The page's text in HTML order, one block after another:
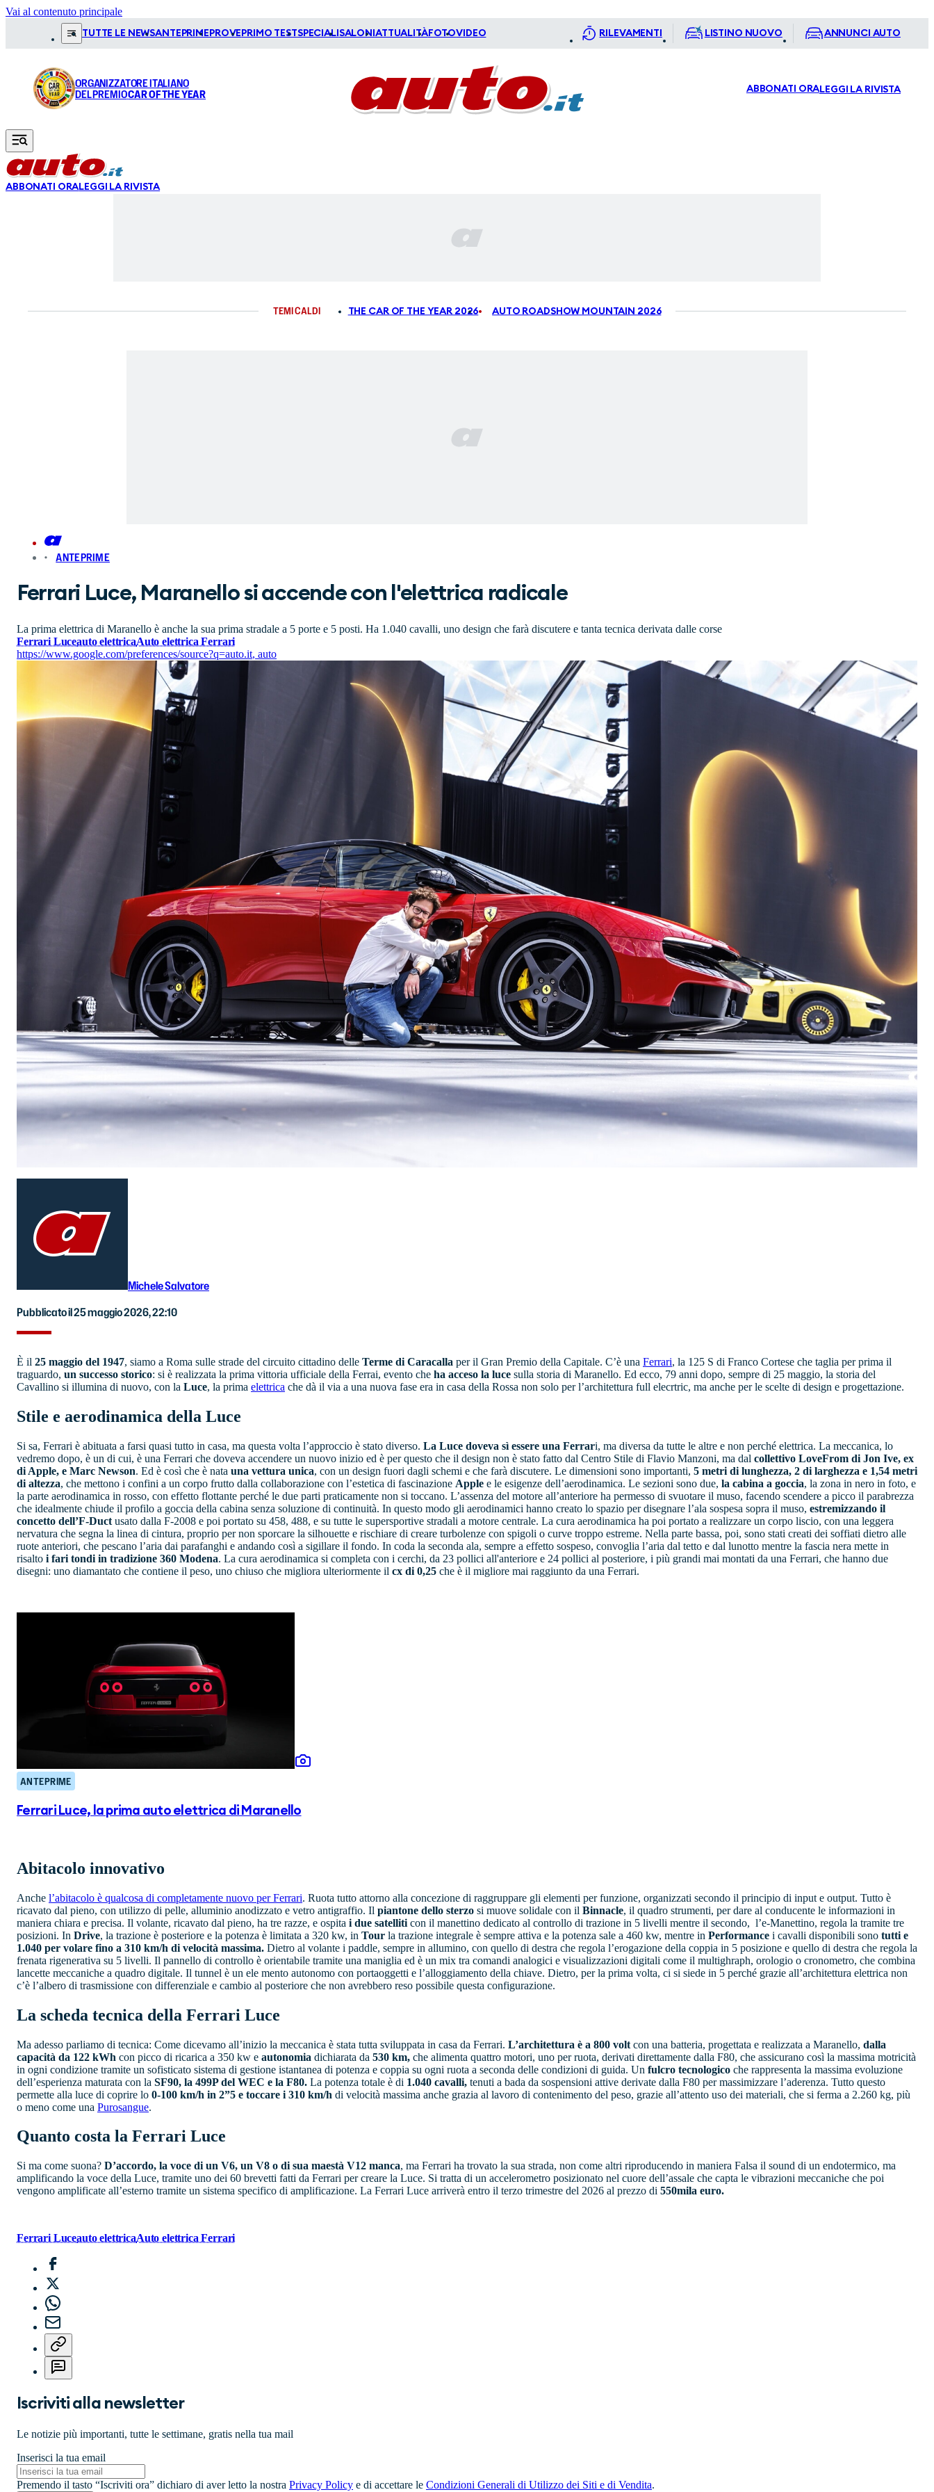
Vai al contenuto principale
TUTTE LE NEWSANTEPRIME PROVE PRIMO TESTSPECIALI SALONI ATTUALITÀFOTOVIDEO RILEVAMENTI LISTINO NUOVO ANNUNCI AUTO
ORGANIZZATORE ITALIANO
DEL PREMIOCAR OF THE YEAR ABBONATI ORALEGGI LA RIVISTA
ABBONATI ORALEGGI LA RIVISTA
TEMI CALDI THE CAR OF THE YEAR 2026 AUTO ROADSHOW MOUNTAIN 2026
ANTEPRIME
Ferrari Luce, Maranello si accende con l'elettrica radicale
La prima elettrica di Maranello è anche la sua prima stradale a 5 porte e 5 posti. Ha 1.040 cavalli, uno design che farà discutere e tanta tecnica derivata dalle corse
Ferrari Luceauto elettricaAuto elettrica Ferrari
https://www.google.com/preferences/source?q=auto.it, auto
Michele Salvatore
Pubblicato il 25 maggio 2026, 22:10
È il 25 maggio del 1947, siamo a Roma sulle strade del circuito cittadino delle Terme di Caracalla per il Gran Premio della Capitale. C’è una Ferrari, la 125 S di Franco Cortese che taglia per prima il
traguardo, un successo storico: si è realizzata la prima vittoria ufficiale della Ferrai, evento che ha acceso la luce sulla storia di Maranello. Ed ecco, 79 anni dopo, sempre di 25 maggio, la storia del
Cavallino si illumina di nuovo, con la Luce, la prima elettrica che dà il via a una nuova fase era in casa della Rossa non solo per l’architettura full elecrtric, ma anche per le scelte di design e progettazione.
Stile e aerodinamica della Luce
Si sa, Ferrari è abituata a farsi quasi tutto in casa, ma questa volta l’approccio è stato diverso. La Luce doveva sì essere una Ferrari, ma diversa da tutte le altre e non perché elettrica. La meccanica, lo
vedremo dopo, è un di cui, è una Ferrari che doveva accendere un nuovo inizio ed è per questo che il design non è stato fatto dal Centro Stile di Flavio Manzoni, ma dal collettivo LoveFrom di Jon Ive, ex
di Apple, e Marc Newson. Ed è così che è nata una vettura unica, con un design fuori dagli schemi e che farà discutere. Le dimensioni sono importanti, 5 metri di lunghezza, 2 di larghezza e 1,54 metri
di altezza, che mettono i confini a un corpo frutto dalla collaborazione con l’estetica di fascinazione Apple e le esigenze dell’aerodinamica. Le sezioni sono due, la cabina a goccia, la zona in nero in foto, e
la parte aerodinamica in rosso, con effetto flottante perché le due parti praticamente non si toccano. L’assenza del motore all’anteriore ha permesso di svuotare il muso, facendo scendere a picco il parabrezza
che idealmente chiude il profilo a goccia della cabina senza soluzione di continuità. In questo modo gli aerodinamici hanno creato lo spazio per disegnare l’ala sospesa sopra il muso, estremizzando il
concetto dell’F-Duct usato dalla F-2008 e poi portato su 458, 488, e su tutte le supersportive stradali a motore centrale. La cura aerodinamica ha poi portato a realizzare un corpo liscio, con una leggera
nervatura che segna la linea di cintura, proprio per non sporcare la silhouette e rischiare di creare turbolenze con spigoli o curve troppo estreme. Nella parte bassa, poi, sono stati creati dei soffiati dietro alle
ruote anteriori, che pescano l’aria dai parafanghi e andando così a sigillare il fondo. In coda la seconda ala, sempre a effetto sospeso, convoglia l’aria dal tetto e dal lunotto mentre la fascia nera mette in
risalto i fari tondi in tradizione 360 Modena. La cura aerodinamica si completa con i cerchi, da 23 pollici all'anteriore e 24 pollici al posteriore, i più grandi mai montati da una Ferrari, che hanno due
disegni: uno diamantato che contiene il peso, uno chiuso che migliora ulteriormente il cx di 0,25 che è il migliore mai raggiunto da una Ferrari.
ANTEPRIME
Ferrari Luce, la prima auto elettrica di Maranello
Abitacolo innovativo
Anche l’abitacolo è qualcosa di completamente nuovo per Ferrari. Ruota tutto attorno alla concezione di raggruppare gli elementi per funzione, organizzati secondo il principio di input e output. Tutto è
ricavato dal pieno, con utilizzo di pelle, alluminio anodizzato e vetro antigraffio. Il piantone dello sterzo si muove solidale con il Binnacle, il quadro strumenti, per dare al conducente le informazioni in
maniera chiara e precisa. Il volante, ricavato dal pieno, ha tre razze, e ospita i due satelliti con il manettino dedicato al controllo di trazione in 5 livelli mentre il secondo, l’e-Manettino, regola la tramite tre
posizioni. In Drive, la trazione è posteriore e la potenza è limitata a 320 kw, in Tour la trazione integrale è sempre attiva e la potenza sale a 460 kw, mentre in Performance i cavalli disponibili sono tutti e
1.040 per volare fino a 310 km/h di velocità massima. Dietro al volante i paddle, sempre in allumino, con quello di destra che regola l’erogazione della coppia in 5 posizione e quello di destra che regola la
frenata rigenerativa su 5 livelli. Il pannello di controllo è orientabile tramite una maniglia ed è un mix tra comandi analogici e visualizzazioni digitali come il multighraph, orologio o cronometro, che combina
lancette meccaniche a quadro digitale. Il tunnel è un ele mento autonomo con portaoggetti e l’alloggiamento della chiave. Dietro, per la prima volta, ci si siede in 5 perché grazie all’architettura elettrica non
c’è l’albero di trasmissione con differenziale e cambio al posteriore che non avrebbero reso possibile questa configurazione.
La scheda tecnica della Ferrari Luce
Ma adesso parliamo di tecnica: Come dicevamo all’inizio la meccanica è stata tutta sviluppata in casa da Ferrari. L’architettura è a 800 volt con una batteria, progettata e realizzata a Maranello, dalla
capacità da 122 kWh con picco di ricarica a 350 kw e autonomia dichiarata da 530 km, che alimenta quattro motori, uno per ruota, derivati direttamente dalla F80, che assicurano così la massima motricità
in ogni condizione tramite un sofisticato sistema di gestione istantanea di potenza e coppia su ogni ruota a seconda delle condizioni di guida. Un fulcro tecnologico che rappresenta la massima evoluzione
dell’esperienza maturata con la SF90, la 499P del WEC e la F80. La potenza totale è di 1.040 cavalli, tenuti a bada da sospensioni attive derivate dalla F80 per massimizzare l’aderenza. Tutto questo
permette alla luce di coprire lo 0-100 km/h in 2”5 e toccare i 310 km/h di velocità massima anche grazia al lavoro di contenimento del peso, grazie all’attento uso dei materiali, che si ferma a 2.260 kg, più
o meno come una Purosangue.
Quanto costa la Ferrari Luce
Si ma come suona? D’accordo, la voce di un V6, un V8 o di sua maestà V12 manca, ma Ferrari ha trovato la sua strada, non come altri riproducendo in maniera Falsa il sound di un endotermico, ma
amplificando la voce della Luce, tramite uno dei 60 brevetti fatti da Ferrari per creare la Luce. Si tratta di un accelerometro posizionato nel cuore dell’assale che capta le vibrazioni meccaniche che poi
vengono amplificate all’esterno tramite un sistema specifico di amplificazione. La Ferrari Luce arriverà entro il terzo trimestre del 2026 al prezzo di 550mila euro.
Ferrari Luceauto elettricaAuto elettrica Ferrari
Iscriviti alla newsletter
Le notizie più importanti, tutte le settimane, gratis nella tua mail
Inserisci la tua email
Premendo il tasto “Iscriviti ora” dichiaro di aver letto la nostra Privacy Policy e di accettare le Condizioni Generali di Utilizzo dei Siti e di Vendita.